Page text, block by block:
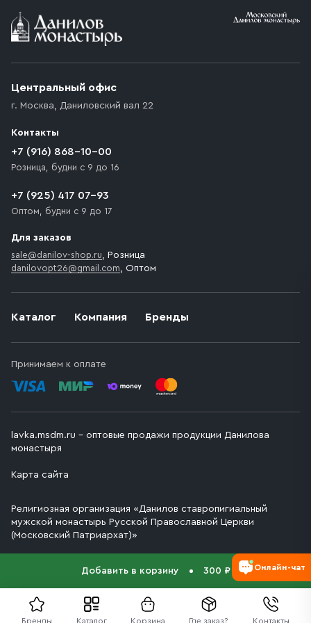
Бренды Каталог Корзина Где заказ? Контакты
Добавить в корзину 300 ₽
Условия доставки
возникают препятствия для подъезда автомобиля,
которое максимально близко к месту запланированной
движения. Если на территории места назначения
доставки предусмотрен платный въезд, то Покупателю
необходимо компенсировать стоимость въезда
Каталог Компания Бренды
Принимаем к оплате
Центральный офис
г. Москва, Даниловский вал 22
Контакты
+7 (916) 868-10-00
Розница, будни с 9 до 16
+7 (925) 417 07-93
Оптом, будни с 9 до 17
Для заказов
sale@danilov-shop.ru, Розница
danilovopt26@gmail.com, Оптом
lavka.msdm.ru – оптовые продажи продукции Данилова
монастыря
Карта сайта
Религиозная организация «Данилов ставропигиальный
мужской монастырь Русской Православной Церкви
(Московский Патриархат)»
Онлайн-чат